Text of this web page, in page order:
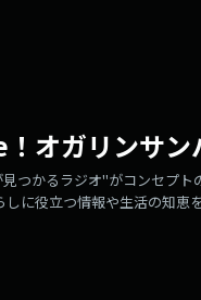
オガリンサン
つかるラジオ"がコンセプ
に役立つ情報や生活の知恵
は「車酔いの対策」「み
リです！！OLE！！※「